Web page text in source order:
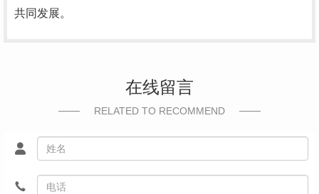
共同发展。
在线留言
RELATED TO RECOMMEND